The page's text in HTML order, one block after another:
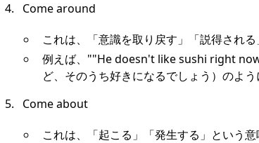
Come around
これは、「意識を取り戻す」「説得され
例えば、""He doesn't like sushi right
ど、そのうち好きになるでしょう）のよう
Come about
これは、「起こる」「発生する」という意